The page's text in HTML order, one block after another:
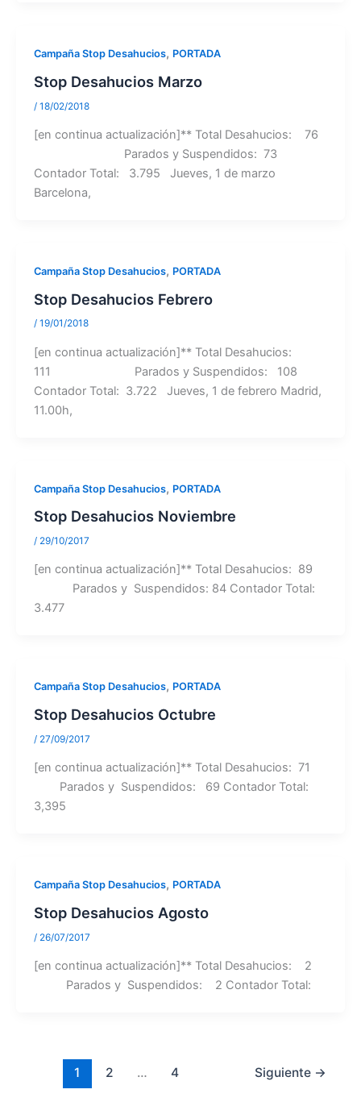
Campaña Stop Desahucios, PORTADA
Stop Desahucios Marzo
/ 18/02/2018
[en continua actualización]** Total Desahucios: 76
Parados y Suspendidos: 73
Contador Total: 3.795 Jueves, 1 de marzo
Barcelona,
Campaña Stop Desahucios, PORTADA
Stop Desahucios Febrero
/ 19/01/2018
[en continua actualización]** Total Desahucios:
111 Parados y Suspendidos: 108
Contador Total: 3.722 Jueves, 1 de febrero Madrid,
11.00h,
Campaña Stop Desahucios, PORTADA
Stop Desahucios Noviembre
/ 29/10/2017
[en continua actualización]** Total Desahucios: 89
Parados y Suspendidos: 84 Contador Total:
3.477
Campaña Stop Desahucios, PORTADA
Stop Desahucios Octubre
/ 27/09/2017
[en continua actualización]** Total Desahucios: 71
Parados y Suspendidos: 69 Contador Total:
3,395
Campaña Stop Desahucios, PORTADA
Stop Desahucios Agosto
/ 26/07/2017
[en continua actualización]** Total Desahucios: 2
Parados y Suspendidos: 2 Contador Total:
1 2 … 4 Siguiente →